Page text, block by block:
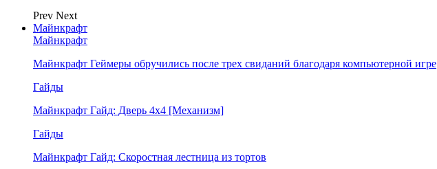
Prev Next
Майнкрафт
Майнкрафт
Майнкрафт Геймеры обручились после трех свиданий благодаря компьютерной игре
Гайды
Майнкрафт Гайд: Дверь 4х4 [Механизм]
Гайды
Майнкрафт Гайд: Скоростная лестница из тортов